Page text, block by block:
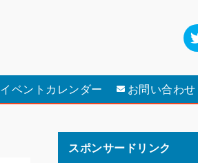
イベントカレンダー お問い合わせ
スポンサードリンク